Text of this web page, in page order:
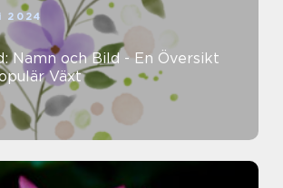
2024
Namn och Bild - En Översikt
Växt